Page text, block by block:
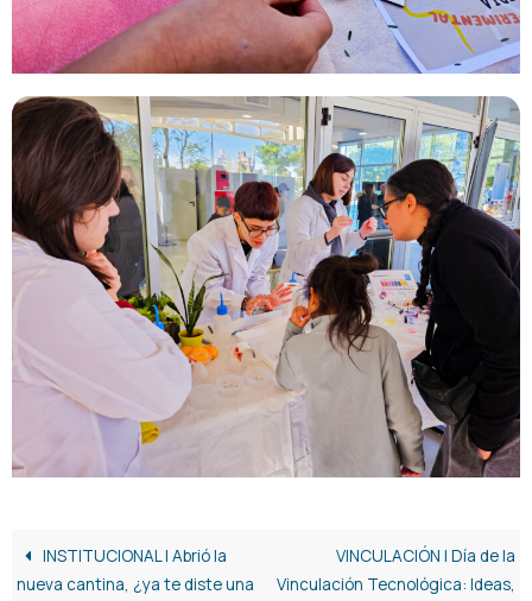
INSTITUCIONAL | Abrió la
nueva cantina, ¿ya te diste una
VINCULACIÓN | Día de la
Vinculación Tecnológica: Ideas,